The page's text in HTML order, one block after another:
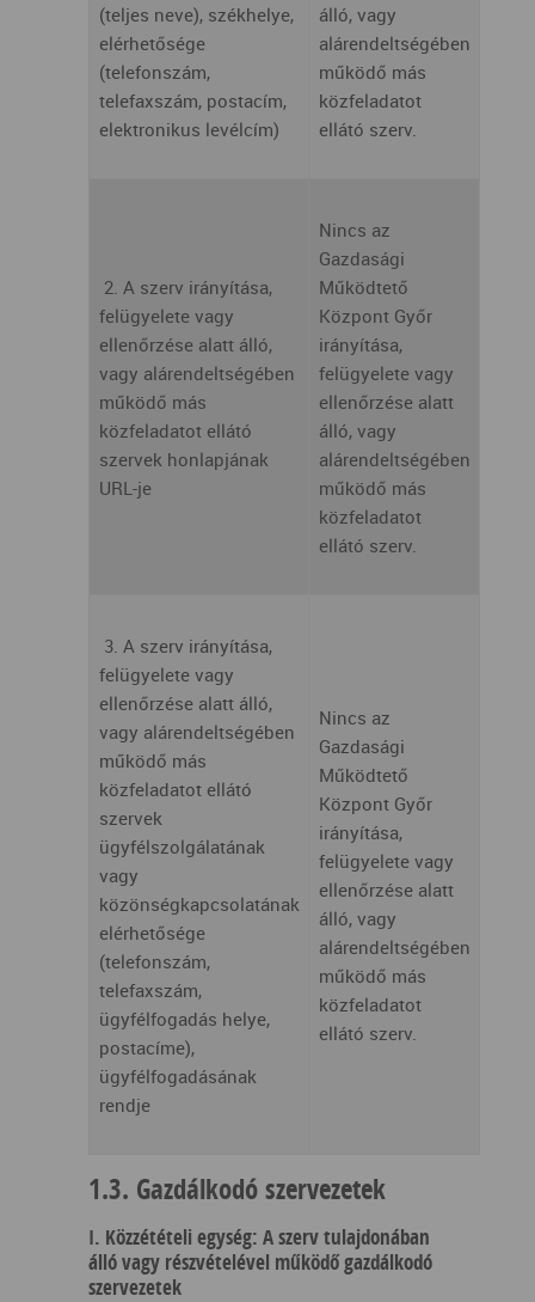
(teljes neve), székhelye,
elérhetősége
(telefonszám,
telefaxszám, postacím,
elektronikus levélcím)
álló, vagy
alárendeltségében
működő más
közfeladatot
ellátó szerv.
2. A szerv irányítása,
felügyelete vagy
ellenőrzése alatt álló,
vagy alárendeltségében
működő más
közfeladatot ellátó
szervek honlapjának
URL-je
Nincs az
Gazdasági
Működtető
Központ Győr
irányítása,
felügyelete vagy
ellenőrzése alatt
álló, vagy
alárendeltségében
működő más
közfeladatot
ellátó szerv.
3. A szerv irányítása,
felügyelete vagy
ellenőrzése alatt álló,
vagy alárendeltségében
működő más
közfeladatot ellátó
szervek
ügyfélszolgálatának
vagy
közönségkapcsolatának
elérhetősége
(telefonszám,
telefaxszám,
ügyfélfogadás helye,
postacíme),
ügyfélfogadásának
rendje
Nincs az
Gazdasági
Működtető
Központ Győr
irányítása,
felügyelete vagy
ellenőrzése alatt
álló, vagy
alárendeltségében
működő más
közfeladatot
ellátó szerv.
1.3. Gazdálkodó szervezetek
I. Közzétételi egység: A szerv tulajdonában
álló vagy részvételével működő gazdálkodó
szervezetek